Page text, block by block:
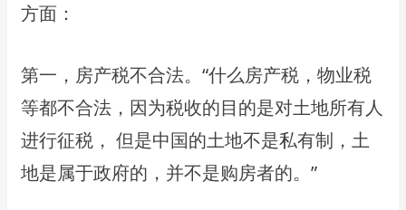
⽅⾯：
第⼀，房产税不合法。“什么房产税，物业税
等都不合法，因为税收的⽬的是对⼟地所有⼈
进⾏征税， 但是中国的⼟地不是私有制，⼟
地是属于政府的，并不是购房者的。”